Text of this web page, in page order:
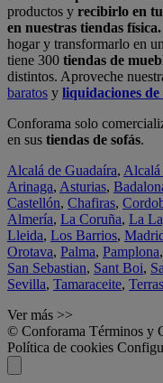
productos y recibirlo en
en nuestras tiendas física.
hogar y transformarlo en
tiene 300 tiendas de
distintos. Aproveche
baratos y liquidaciones de
Conforama solo
en sus tiendas de sofás.
Alcalá de Guadaíra, Alcalá
Arinaga, Asturias,
Castellón, Chafiras,
Almería, La Coruña, La
Lleida, Los Barrios,
Orotava, Palma, Pamplona,
San Sebastian, Sant Boi,
Sevilla, Tamaraceite,
Ver más >>
© Conforama Términos y
Política de cookies